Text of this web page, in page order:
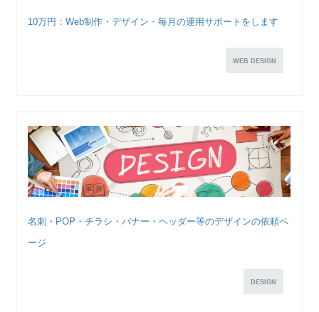
10万円：Web制作・デザイン・毎月の運用サポートをします
WEB DESIGN
名刺・POP・チラシ・バナー・ヘッダー等のデザインの依頼ペ
ージ
DESIGN